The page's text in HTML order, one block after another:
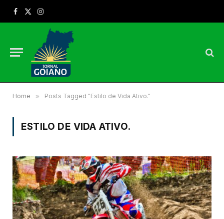
Facebook
X
Instagram
Home » Posts Tagged "Estilo de Vida Ativo."
ESTILO DE VIDA ATIVO.